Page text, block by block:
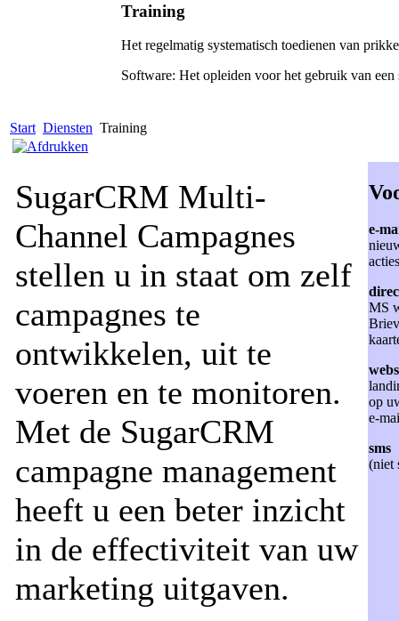
Training
Het regelmatig systematisch toedienen van
Software: Het opleiden voor het gebruik van
Start Diensten Training
SugarCRM Multi-
Channel Campagnes
stellen u in staat om zelf
campagnes te
ontwikkelen, uit te
voeren en te monitoren.
Met de SugarCRM
campagne management
heeft u een beter inzicht
in de effectiviteit van uw
marketing uitgaven.
e-
acties
MS
op
e-
sms
(niet